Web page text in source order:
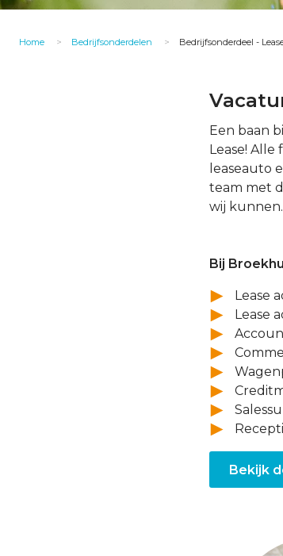
Home Bedrijfsonderdelen Bedrijfsonderdeel -
Een baan
Lease!
leaseauto
team met
wij kunnen.
Bij
Lease
Lease
Bekijk